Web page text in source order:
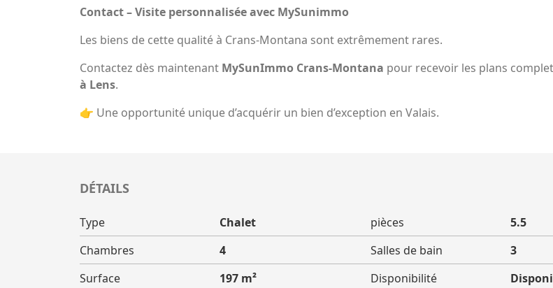
Contact – Visite personnalisée avec MySunimmo
Les biens de cette qualité à Crans-Montana sont extrêmement rares.
Contactez dès maintenant MySunImmo Crans-Montana pour recevoir les plans
à Lens.
👉 Une opportunité unique d’acquérir un bien d’exception en Valais.
DÉTAILS
Type Chalet pièces
5.5
Chambres
4 Salles de bain
3
Surface
197 m² Disponibilité